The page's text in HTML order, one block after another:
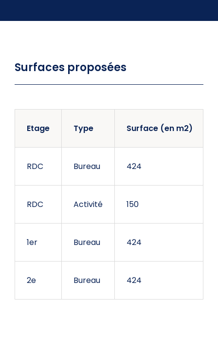
Surfaces proposées
Etage Type Surface (en m2)
RDC Bureau 424
RDC Activité 150
1er Bureau 424
2e Bureau 424